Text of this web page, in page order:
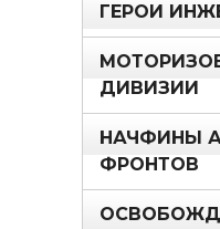
ГЕРОИ
ДИВИЗИИ
НАЧФИНЫ
ФРОНТОВ